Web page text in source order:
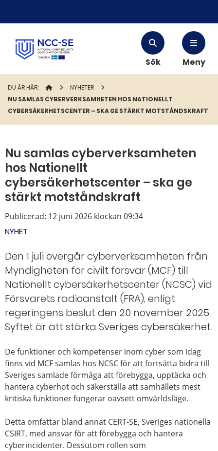
Sök Meny
DU ÄR HÄR: STARTSIDANNYHETER
NU SAMLAS CYBERVERKSAMHETEN HOS NATIONELLT
CYBERSÄKERHETSCENTER – SKA GE STÄRKT MOTSTÅNDSKRAFT
Nu samlas cyberverksamheten
hos Nationellt
cybersäkerhetscenter – ska ge
stärkt motståndskraft
Publicerad: 12 juni 2026 klockan 09:34
NYHET
Den 1 juli övergår cyberverksamheten från
Myndigheten för civilt försvar (MCF) till
Nationellt cybersäkerhetscenter (NCSC) vid
Försvarets radioanstalt (FRA), enligt
regeringens beslut den 20 november 2025.
Syftet är att stärka Sveriges cybersäkerhet.
De funktioner och kompetenser inom cyber som idag
finns vid MCF samlas hos NCSC för att fortsätta bidra till
Sveriges samlade förmåga att förebygga, upptäcka och
hantera cyberhot och säkerställa att samhällets mest
kritiska funktioner fungerar oavsett omvärldsläge.
Detta omfattar bland annat CERT-SE, Sveriges nationella
CSIRT, med ansvar för att förebygga och hantera
cyberincidenter. Dessutom rollen som